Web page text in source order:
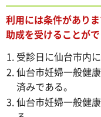
利用には条件があり
助成を受けることがで
受診日に仙台市内
仙台市妊婦一般健
済みである。
仙台市妊婦一般健